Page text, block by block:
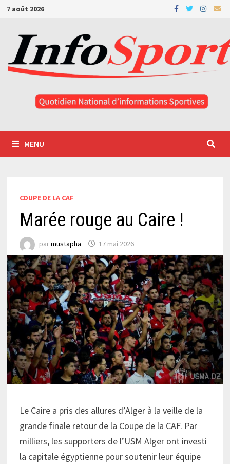
Passer
contenu
7 août 2026
MENU
COUPE DE LA CAF
Marée rouge au Caire !
parmustapha 17 mai 2026
Le Caire a pris des allures d’Alger à la veille de la
grande finale retour de la Coupe de la CAF. Par
milliers, les supporters de l’USM Alger ont investi
la capitale égyptienne pour soutenir leur équipe